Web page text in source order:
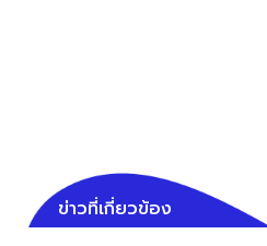
ข่าวที่เกี่ยวข้อง